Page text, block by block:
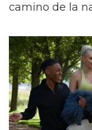
camino de la